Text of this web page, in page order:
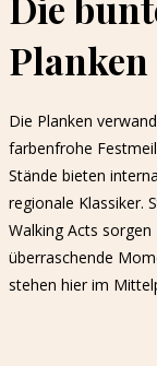
Planken
Die Planken
farbenfrohe
Stände bieten
regionale Klassiker.
Walking Acts
überraschende
stehen hier im